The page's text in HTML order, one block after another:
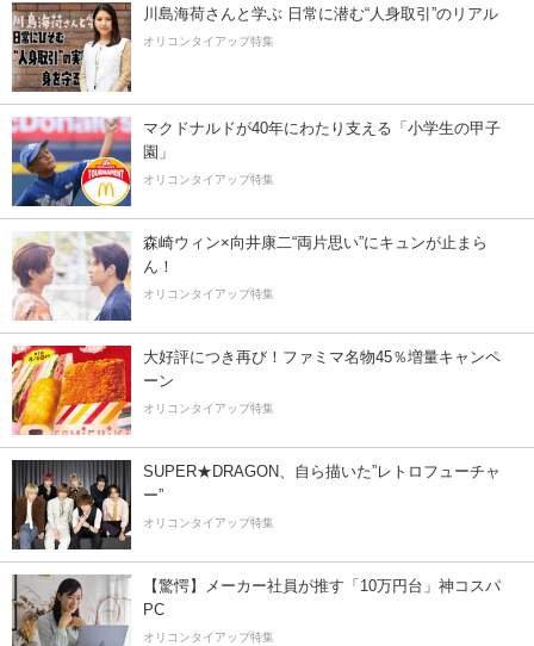
川島海荷さんと学ぶ 日常に潜む“人身取引”のリアル
オリコンタイアップ特集
マクドナルドが40年にわたり支える「小学生の甲子
園」
オリコンタイアップ特集
森崎ウィン×向井康二“両片思い”にキュンが止まら
ん！
オリコンタイアップ特集
大好評につき再び！ファミマ名物45％増量キャンペ
ーン
オリコンタイアップ特集
SUPER★DRAGON、自ら描いた”レトロフューチャ
ー”
オリコンタイアップ特集
【驚愕】メーカー社員が推す「10万円台」神コスパ
PC
オリコンタイアップ特集